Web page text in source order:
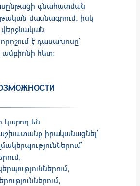
գնահատման
մասնագրում, իսկ
է դասախոսը՝
ամբիոնի հետ։
կարող են
իրականացնել՝